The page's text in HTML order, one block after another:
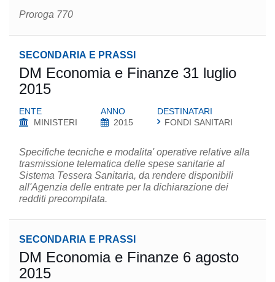
Proroga 770
SECONDARIA E PRASSI
DM Economia e Finanze 31 luglio
2015
ENTE
MINISTERI
ANNO
2015
DESTINATARI
FONDI SANITARI
Specifiche tecniche e modalita' operative relative alla
trasmissione telematica delle spese sanitarie al
Sistema Tessera Sanitaria, da rendere disponibili
all'Agenzia delle entrate per la dichiarazione dei
redditi precompilata.
SECONDARIA E PRASSI
DM Economia e Finanze 6 agosto
2015